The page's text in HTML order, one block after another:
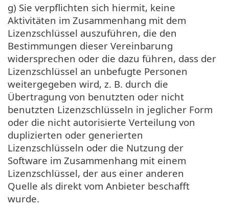
g) Sie verpflichten sich hiermit, keine
Aktivitäten im Zusammenhang mit dem
Lizenzschlüssel auszuführen, die den
Bestimmungen dieser Vereinbarung
widersprechen oder die dazu führen, dass der
Lizenzschlüssel an unbefugte Personen
weitergegeben wird, z. B. durch die
Übertragung von benutzten oder nicht
benutzten Lizenzschlüsseln in jeglicher Form
oder die nicht autorisierte Verteilung von
duplizierten oder generierten
Lizenzschlüsseln oder die Nutzung der
Software im Zusammenhang mit einem
Lizenzschlüssel, der aus einer anderen
Quelle als direkt vom Anbieter beschafft
wurde.